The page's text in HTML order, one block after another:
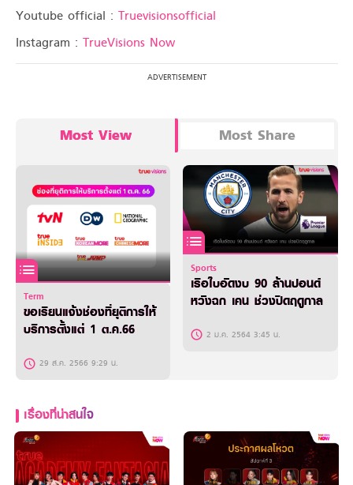
Youtube official : Truevisionsofficial
Instagram : TrueVisions Now
Most View Most Share
Term
ขอเรียนแจ้งช่องที่ยุติการให้
บริการตั้งแต่ 1 ต.ค.66
29 ส.ค. 2566 9:29 น.
Sports
เรือใบอัดงบ 90 ล้านปอนด์
หวังฉก เคน ช่วงปิดฤดูกาล
2 ม.ค. 2564 3:45 น.
เรื่องที่น่าสนใจ